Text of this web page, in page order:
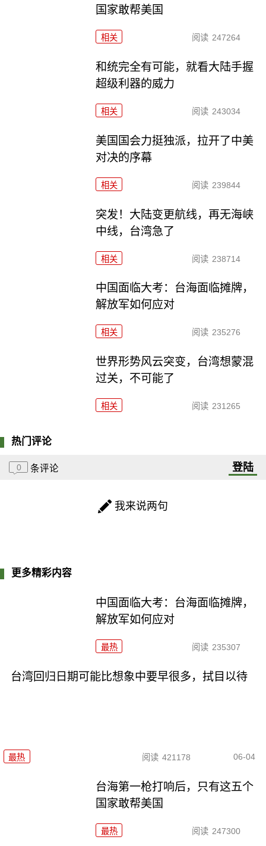
国家敢帮美国
相关 阅读 247264
和统完全有可能，就看大陆手握
超级利器的威力
相关 阅读 243034
美国国会力挺独派，拉开了中美
对决的序幕
相关 阅读 239844
突发！大陆变更航线，再无海峡
中线，台湾急了
相关 阅读 238714
中国面临大考：台海面临摊牌，
解放军如何应对
相关 阅读 235276
世界形势风云突变，台湾想蒙混
过关，不可能了
相关 阅读 231265
热门评论
0 条评论 登陆
我来说两句
更多精彩内容
中国面临大考：台海面临摊牌，
解放军如何应对
最热 阅读 235307
台湾回归日期可能比想象中要早很多，拭目以待
最热 阅读 421178 06-04
台海第一枪打响后，只有这五个
国家敢帮美国
最热 阅读 247300